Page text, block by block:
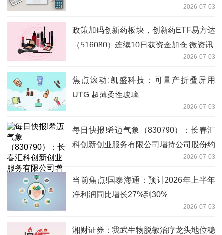
2026-07-03
政策加码创新药板块，创新药ETF易方达
（516080）连续10日获资金加仓 微资讯
2026-07-03
焦点滚动:凯盛科技：可量产折叠屏用
UTG 超薄柔性玻璃
2026-07-03
每日快报!希迈气象（830790）：长春汇
科创新创业服务有限公司增持公司股份约
2026-07-03
当前焦点!国泰海通：预计2026年上半年
净利润同比增长27%到30%
2026-07-03
湘财证券：我武生物脱敏治疗龙头地位稳